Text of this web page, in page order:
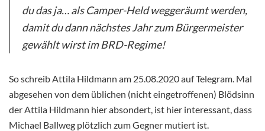
du das ja… als Camper-Held weggeräumt werden,
damit du dann nächstes Jahr zum Bürgermeister
gewählt wirst im BRD-Regime!
So schreib Attila Hildmann am 25.08.2020 auf Telegram. Mal
abgesehen von dem üblichen (nicht eingetroffenen) Blödsinn
der Attila Hildmann hier absondert, ist hier interessant, dass
Michael Ballweg plötzlich zum Gegner mutiert ist.